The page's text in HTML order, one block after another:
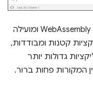
האפשרות הזו פועלת עם כל מודול WebAssembly ומועילה
קטנות ומבודדות,
גדולות יותר
המקורות פחות ברור.